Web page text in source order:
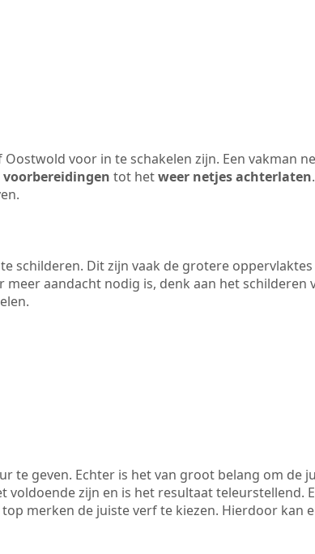
voor in te schakelen zijn. Een vakman
voorbereidingen tot hetweer netjes achterlaten
schilderen. Dit zijn vaak de grotere
aandacht nodig is, denk aan het schilderen
te geven. Echter is het van groot belang om de
zijn en is het resultaat teleurstellend.
merken de juiste verf te kiezen. Hierdoor kan